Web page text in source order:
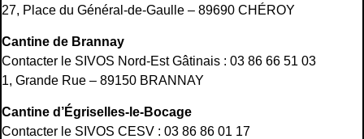
27, Place du Général-de-Gaulle – 89690 CHÉROY
Cantine de Brannay
Contacter le SIVOS Nord-Est Gâtinais : 03 86 66 51 03
1, Grande Rue – 89150 BRANNAY
Cantine d’Égriselles-le-Bocage
Contacter le SIVOS CESV : 03 86 86 01 17